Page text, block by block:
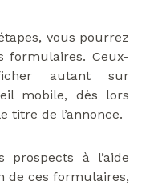
vous pourrez
formulaires. Ceux-
autant sur
mobile, dès lors
titre de l’annonce.
prospects à l’aide
de ces formulaires,